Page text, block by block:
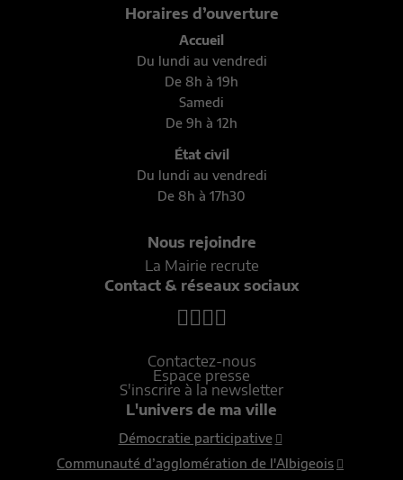
Horaires d’ouverture
Accueil
Du lundi au vendredi
De 8h à 19h
Samedi
De 9h à 12h
État civil
Du lundi au vendredi
De 8h à 17h30
Nous rejoindre
La Mairie recrute
Contact & réseaux sociaux
Contactez-nous
Espace presse
S'inscrire à la newsletter
L'univers de ma ville
Démocratie participative
Communauté d’agglomération de l'Albigeois